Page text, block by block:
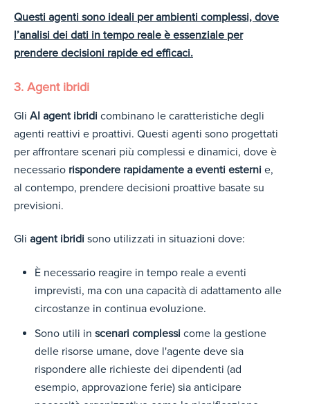
Questi agenti sono ideali per ambienti complessi, dove
l’analisi dei dati in tempo reale è essenziale per
prendere decisioni rapide ed efficaci.
3. Agent ibridi
Gli AI agent ibridi combinano le caratteristiche degli
agenti reattivi e proattivi. Questi agenti sono progettati
per affrontare scenari più complessi e dinamici, dove è
necessario rispondere rapidamente a eventi esterni e,
al contempo, prendere decisioni proattive basate su
previsioni.
Gli agent ibridi sono utilizzati in situazioni dove:
È necessario reagire in tempo reale a eventi
imprevisti, ma con una capacità di adattamento alle
circostanze in continua evoluzione.
Sono utili in scenari complessi come la gestione
delle risorse umane, dove l'agente deve sia
rispondere alle richieste dei dipendenti (ad
esempio, approvazione ferie) sia anticipare